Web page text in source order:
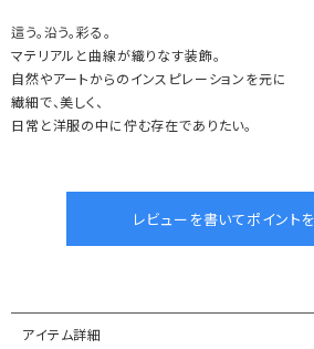
這う。沿う。彩る。
マテリアルと曲線が織りなす装飾。
自然やアートからのインスピレーションを元に
繊細で、美しく、
日常と洋服の中に佇む存在でありたい。
アイテム詳細